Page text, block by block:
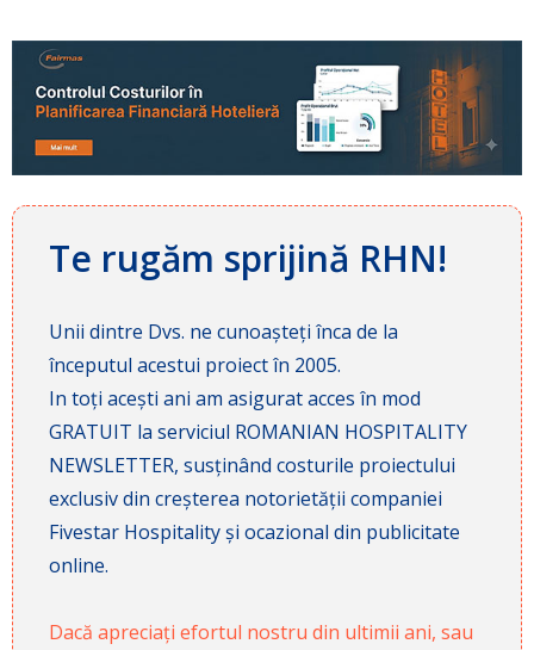
Te rugăm sprijină RHN!
Unii dintre Dvs. ne cunoașteți înca de la
începutul acestui proiect în 2005.
In toți acești ani am asigurat acces în mod
GRATUIT la serviciul ROMANIAN HOSPITALITY
NEWSLETTER, susținând costurile proiectului
exclusiv din creșterea notorietății companiei
Fivestar Hospitality și ocazional din publicitate
online.
Dacă apreciați efortul nostru din ultimii ani, sau